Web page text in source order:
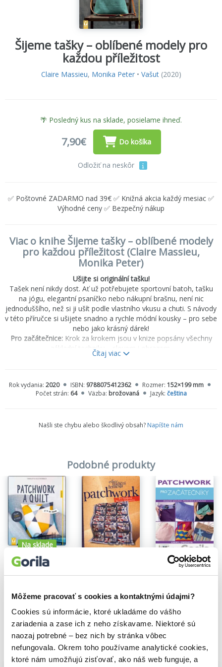
Môžeme pracovať s cookies a kontaktnými údajmi?
Cookies sú informácie, ktoré ukladáme do vášho
zariadenia a zase ich z neho získavame. Niektoré sú
naozaj potrebné – bez nich by stránka vôbec
nefungovala. Okrem toho používame analytické cookies,
ktoré nám umožňujú zisťovať, ako náš web funguje, a
Šijeme tašky – oblíbené modely pro
každou příležitost
Claire Massieu, Monika Peter• Vašut(2020)
🌴 Posledný kus na sklade, posielame ihneď.
7,90€ Do košíka
Odložiť na neskôr
✅ Poštovné ZADARMO nad 39€ ✅ Knižná akcia každý mesiac ✅
Výhodné ceny ✅ Bezpečný nákup
Viac o knihe Šijeme tašky – oblíbené modely
pro každou příležitost (Claire Massieu,
Monika Peter)
Ušijte si originální tašku!
Tašek není nikdy dost. Ať už potřebujete sportovní batoh, tašku
na jógu, elegantní psaníčko nebo nákupní brašnu, není nic
jednoduššího, než si ji ušít podle vlastního vkusu a chuti. S návody
v této příručce si ušijete snadno a rychle módní kousky – pro sebe
nebo jako krásný dárek!
Pro začátečnice: Krok za krokem jsou v knize popsány všechny
základní techniky – slovem i obrazem.
15 projektů se srozumitelnými návody a
vám při šití tašek přijdou vhod.
Čítaj viac
Rok vydania: 2020 ISBN: 9788075412362 Rozmer: 152×199 mm
Počet strán: 64 Väzba: brožovaná Jazyk: čeština
Našli ste chybu alebo škodlivý obsah? Napíšte nám
Podobné produkty
Na sklade
6,30€
Patchwork pro začátečníky
Cheryl Owenová
Vybrané pre teba